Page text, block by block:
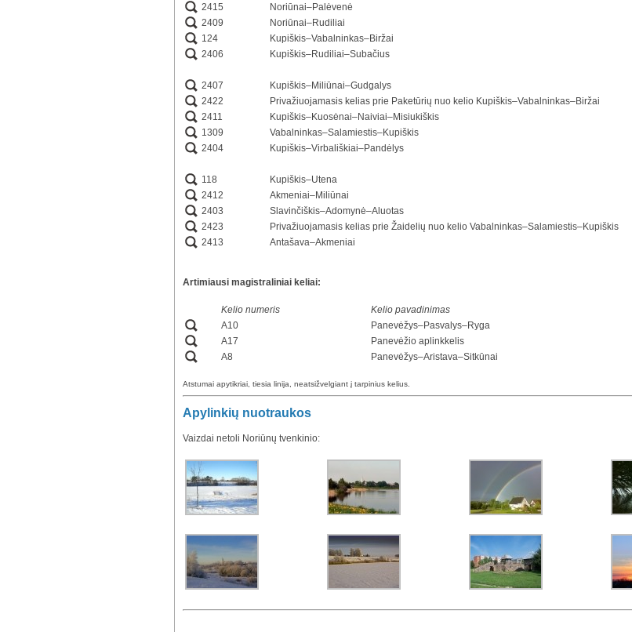
2415
Noriūnai–Palėvenė
2409
Noriūnai–Rudiliai
124
Kupiškis–Vabalninkas–Biržai
2406
Kupiškis–Rudiliai–Subačius
2407 Kupiškis–Miliūnai–Gudgalys
2422
Privažiuojamasis kelias prie Paketūrių nuo kelio Kupiškis–Vabalninkas–Biržai
2411
Kupiškis–Kuosėnai–Naiviai–Misiukiškis
1309
Vabalninkas–Salamiestis–Kupiškis
2404
Kupiškis–Virbališkiai–Pandėlys
118 Kupiškis–Utena
2412
Akmeniai–Miliūnai
2403
Slavinčiškis–Adomynė–Aluotas
2423
Privažiuojamasis kelias prie Žaidelių nuo kelio Vabalninkas–Salamiestis–Kupiškis
2413
Antašava–Akmeniai
Artimiausi magistraliniai keliai:
Kelio numeris Kelio pavadinimas
A10
Panevėžys–Pasvalys–Ryga
A17
Panevėžio aplinkkelis
A8
Panevėžys–Aristava–Sitkūnai
Atstumai apytikriai, tiesia linija, neatsižvelgiant į tarpinius kelius.
Apylinkių nuotraukos
Vaizdai netoli Noriūnų tvenkinio: